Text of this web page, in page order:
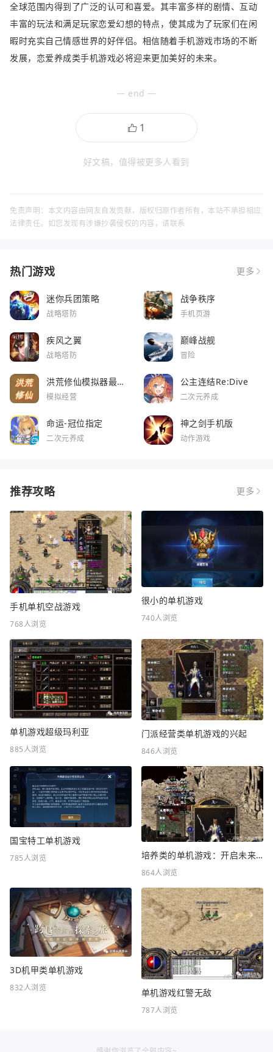
全球范围内得到了广泛的认可和喜爱。其丰富多样的剧情、互动
丰富的玩法和满足玩家恋爱幻想的特点，使其成为了玩家们在闲
暇时充实自己情感世界的好伴侣。相信随着手机游戏市场的不断
发展，恋爱养成类手机游戏必将迎来更加美好的未来。
— end —
好文稿，值得被更多人看到
免责声明：本文内容由网友自发贡献，版权归原作者所有，本站不承担相应
法律责任。如您发现有涉嫌抄袭侵权的内容，请联系
热门游戏 更多
迷你兵团策略
战略塔防
战争秩序
手机页游
疾风之翼
战略塔防
巅峰战舰
冒险
洪荒修仙模拟器最新
版
模拟经营
公主连结Re:Dive
二次元养成
命运-冠位指定
二次元养成
神之剑手机版
动作游戏
推荐攻略 更多
手机单机空战游戏
768人浏览
很小的单机游戏
740人浏览
单机游戏超级玛利亚
885人浏览
门派经营类单机游戏的兴起
846人浏览
国宝特工单机游戏
785人浏览 培养类的单机游戏：开启未来教育新时代
864人浏览
3D机甲类单机游戏
832人浏览 单机游戏红警无敌
787人浏览